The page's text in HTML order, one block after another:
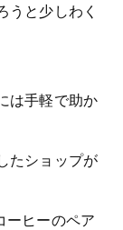
うと少しわく
は手軽で助か
たショップが
ーヒーのペア